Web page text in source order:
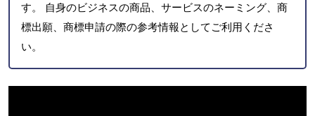
す。 自身のビジネスの商品、サービスのネーミング、商
標出願、商標申請の際の参考情報としてご利用くださ
い。